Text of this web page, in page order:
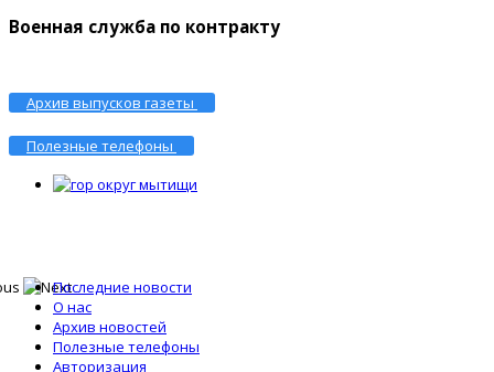
Военная служба по контракту
Архив выпусков газеты
Полезные телефоны
Последние новости
О нас
Архив новостей
Полезные телефоны
Авторизация